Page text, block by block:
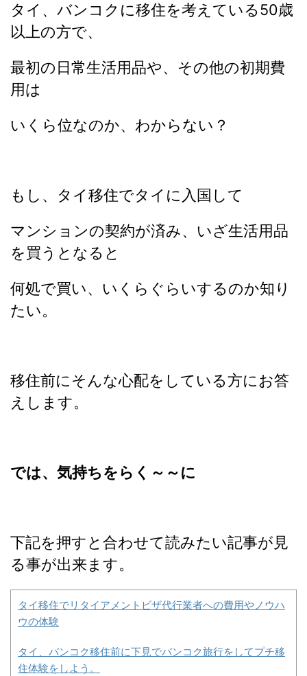
タイ、バンコクに移住を考えている50歳
以上の方で、
最初の日常生活用品や、その他の初期費
用は
いくら位なのか、わからない？
もし、タイ移住でタイに入国して
マンションの契約が済み、 いざ生活用品
を買うとなると
何処で買い、いくらぐらいするのか知り
たい。
移住前に そんな心配をしている方にお答
えします。
では、気持ちをらく～～に
下記を押すと合わせて読みたい記事が見
る事が出来ます。
タイ移住でリタイアメントビザ代行業者への費用やノウハ
ウの体験
タイ、バンコク移住前に下見でバンコク旅行をしてプチ移
住体験をしよう。